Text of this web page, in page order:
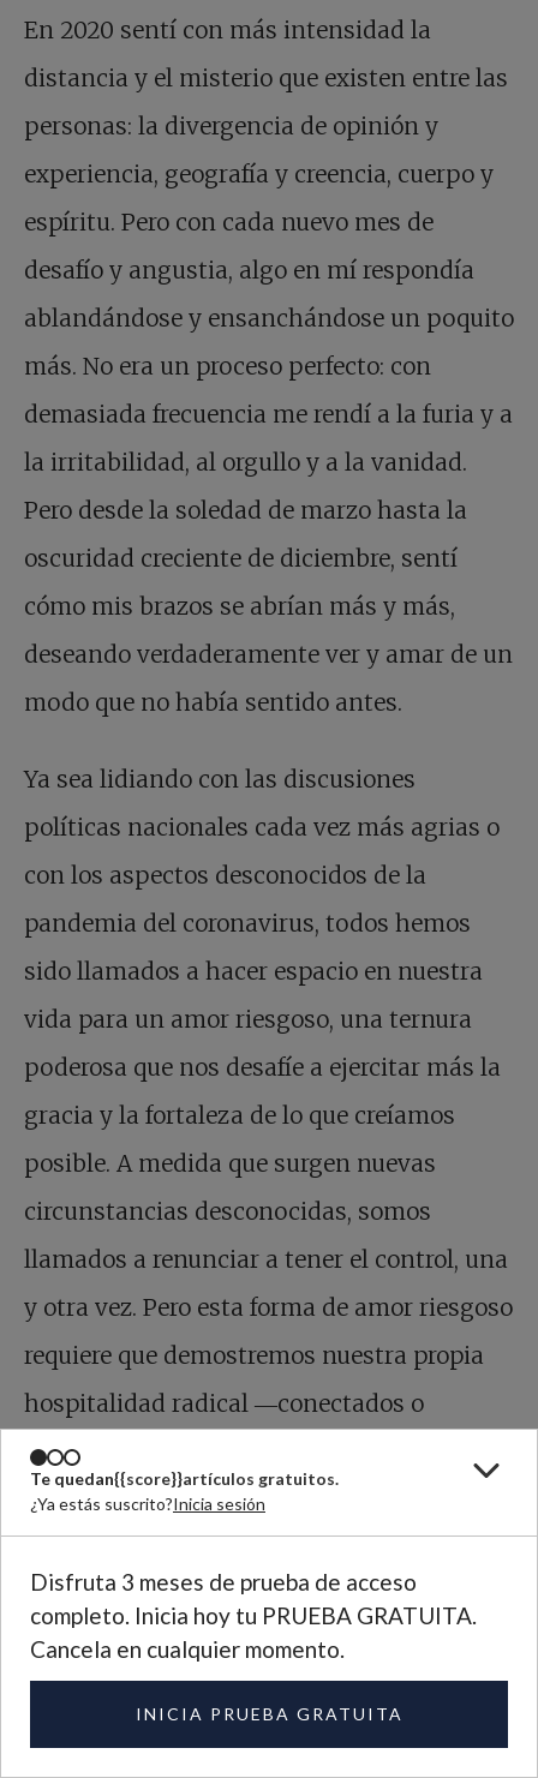
Te quedan{{score}}artículos gratuitos.
¿Ya estás suscrito?Inicia sesión
Disfruta 3 meses de prueba de acceso
completo. Inicia hoy tu PRUEBA GRATUITA.
Cancela en cualquier momento.
INICIA PRUEBA GRATUITA
En 2020 sentí con más intensidad la
distancia y el misterio que existen entre las
personas: la divergencia de opinión y
experiencia, geografía y creencia, cuerpo y
espíritu. Pero con cada nuevo mes de
desafío y angustia, algo en mí respondía
ablandándose y ensanchándose un poquito
más. No era un proceso perfecto: con
demasiada frecuencia me rendí a la furia y a
la irritabilidad, al orgullo y a la vanidad.
Pero desde la soledad de marzo hasta la
oscuridad creciente de diciembre, sentí
cómo mis brazos se abrían más y más,
deseando verdaderamente ver y amar de un
modo que no había sentido antes.
Ya sea lidiando con las discusiones
políticas nacionales cada vez más agrias o
con los aspectos desconocidos de la
pandemia del coronavirus, todos hemos
sido llamados a hacer espacio en nuestra
vida para un amor riesgoso, una ternura
poderosa que nos desafíe a ejercitar más la
gracia y la fortaleza de lo que creíamos
posible. A medida que surgen nuevas
circunstancias desconocidas, somos
llamados a renunciar a tener el control, una
y otra vez. Pero esta forma de amor riesgoso
requiere que demostremos nuestra propia
hospitalidad radical ―conectados o
desconectados― a medida que nos
hacemos cargo del misterio del extraño
quien Dios nos ha llamado a cuidar.
Tememos más las bendiciones
de Dios que lo que pedimos por
ellas, y buscamos sustituir